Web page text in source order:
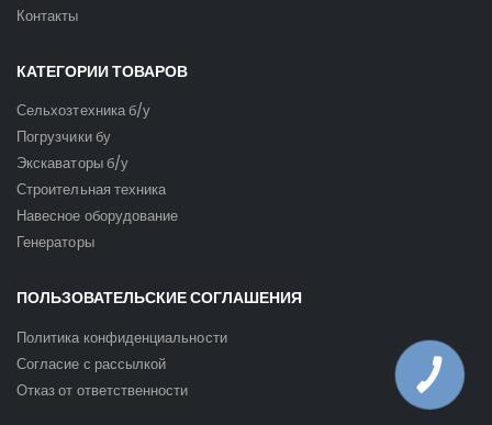
Контакты
КАТЕГОРИИ ТОВАРОВ
Сельхозтехника б/у
Погрузчики бу
Экскаваторы б/у
Строительная техника
Навесное оборудование
Генераторы
ПОЛЬЗОВАТЕЛЬСКИЕ СОГЛАШЕНИЯ
Политика конфиденциальности
Согласие с рассылкой
Отказ от ответственности
КНОПКА
ЗВ'ЯЗКУ